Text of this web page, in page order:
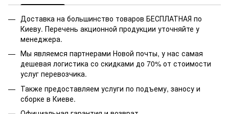
Доставка на большинство товаров БЕСПЛАТНАЯ по
Киеву. Перечень акционной продукции уточняйте у
менеджера.
Мы являемся партнерами Новой почты, у нас самая
дешевая логистика со скидками до 70% от стоимости
услуг перевозчика.
Также предоставляем услуги по подъему, заносу и
сборке в Киеве.